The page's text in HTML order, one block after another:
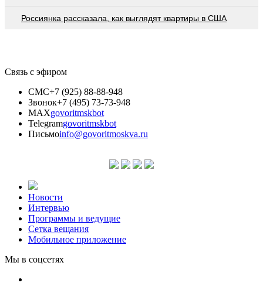
Россиянка рассказала, как выглядят квартиры в США
Связь с эфиром
СМС+7 (925) 88-88-948
Звонок+7 (495) 73-73-948
MAXgovoritmskbot
Telegramgovoritmskbot
Письмоinfo@govoritmoskva.ru
Новости
Интервью
Программы и ведущие
Сетка вещания
Мобильное приложение
Мы в соцсетях